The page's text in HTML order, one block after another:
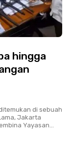
hingga
di sebuah
Jakarta
Yayasan...